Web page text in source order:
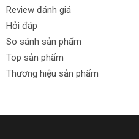
Review đánh giá
Hỏi đáp
So sánh sản phẩm
Top sản phẩm
Thương hiệu sản phẩm